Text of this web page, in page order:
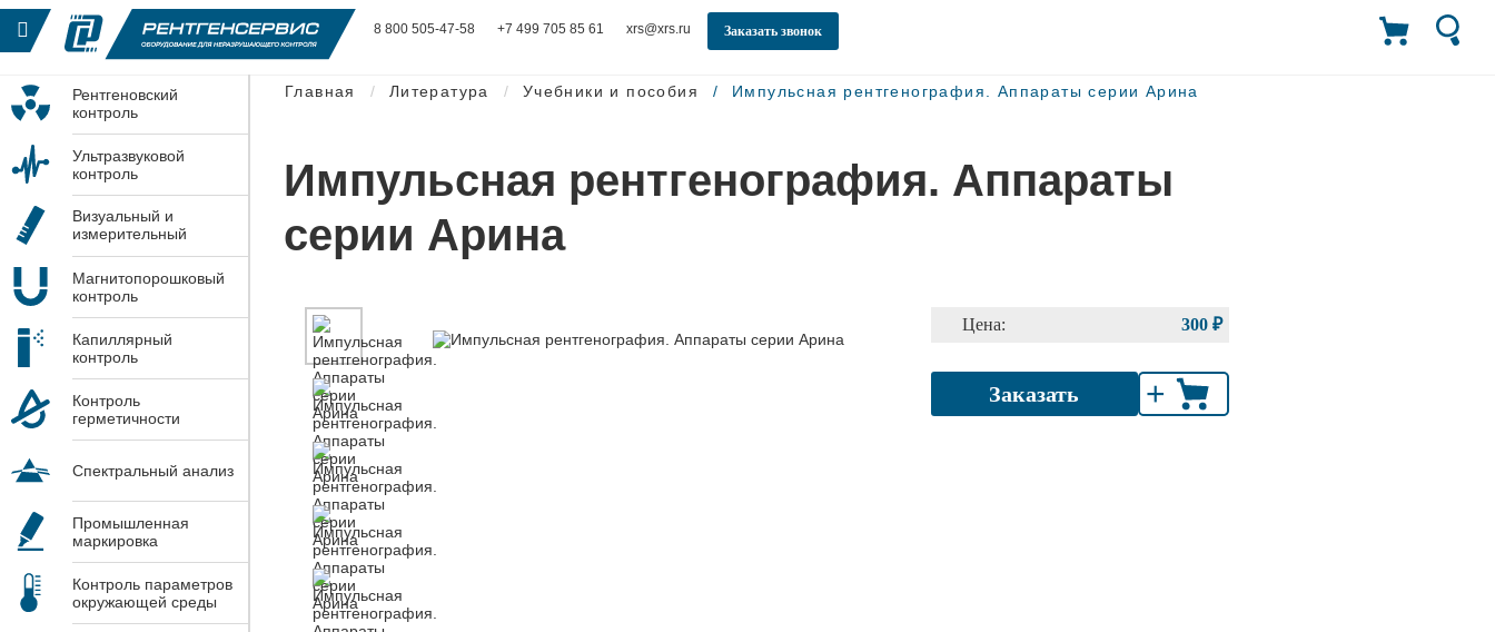
8 800 505-47-58 +7 499 705 85 61 xrs@xrs.ru Заказать звонок
Рентгеновский
контроль
Ультразвуковой
контроль
Визуальный и
измерительный
Магнитопорошковый
контроль
Капиллярный
контроль
Контроль
герметичности
Спектральный анализ
Промышленная
маркировка
Контроль параметров
окружающей среды
Главная Литература Учебники и пособия Импульсная рентгенография. Аппараты серии Арина
Импульсная рентгенография. Аппараты
серии Арина
300 ₽
Цена:
Заказать +